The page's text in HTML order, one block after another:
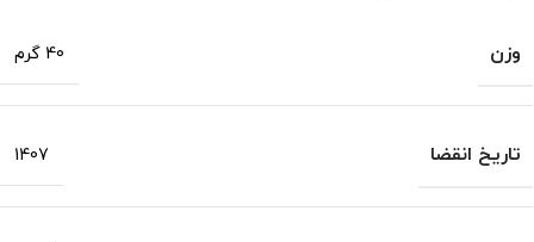
وزن 40 گرم
تاریخ انقضا 1407